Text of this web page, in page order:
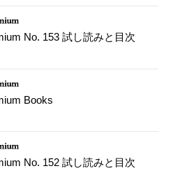
No. 153 試し読みと目次
Books
No. 152 試し読みと目次